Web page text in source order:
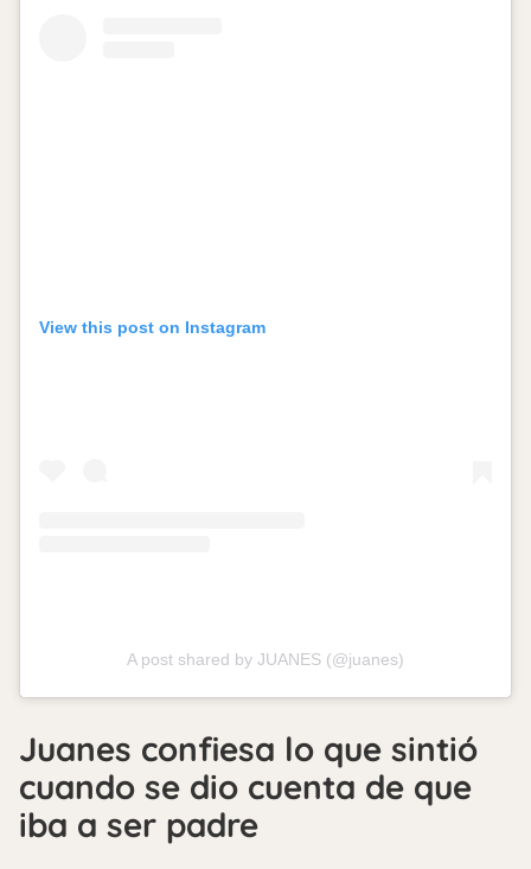
View this post on Instagram
A post shared by JUANES (@juanes)
Juanes confiesa lo que sintió
cuando se dio cuenta de que
iba a ser padre